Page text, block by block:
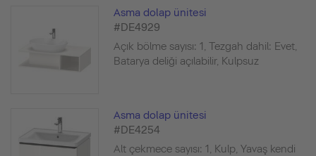
Asma dolap ünitesi
#DE4929
Açık bölme sayısı: 1, Tezgah dahil: Evet,
Batarya deliği açılabilir, Kulpsuz
Asma dolap ünitesi
#DE4254
Alt çekmece sayısı: 1, Kulp, Yavaş kendi